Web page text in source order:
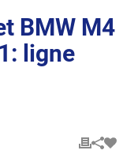
BMW M4
ligne